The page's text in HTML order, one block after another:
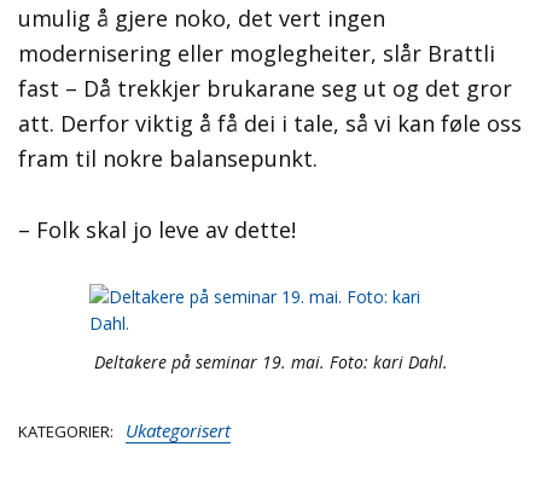
umulig å gjere noko, det vert ingen
modernisering eller moglegheiter, slår Brattli
fast – Då trekkjer brukarane seg ut og det gror
att. Derfor viktig å få dei i tale, så vi kan føle oss
fram til nokre balansepunkt.
– Folk skal jo leve av dette!
Deltakere på seminar 19. mai. Foto: kari Dahl.
KATEGORIER Ukategorisert